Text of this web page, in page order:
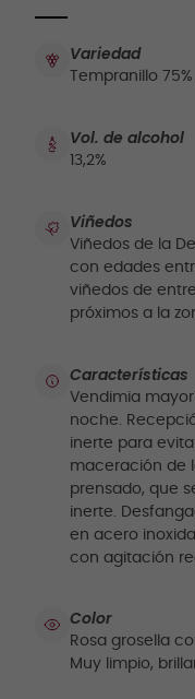
Variedad
Tempranillo
Vol. de alcohol
13,2%
Viñedos
Viñedos de la
con edades
viñedos de
próximos a la
Características
Vendimia
noche.
inerte para
maceración de
prensado, que
inerte.
en acero
con agitación
Color
Rosa grosella
Muy limpio,